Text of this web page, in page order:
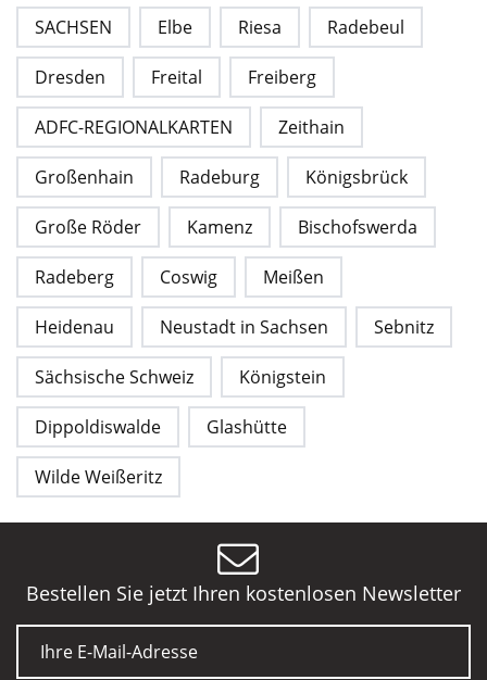
SACHSEN Elbe Riesa Radebeul
Dresden Freital Freiberg
ADFC-REGIONALKARTEN Zeithain
Großenhain Radeburg Königsbrück
Große Röder Kamenz Bischofswerda
Radeberg Coswig Meißen
Heidenau Neustadt in Sachsen Sebnitz
Sächsische Schweiz Königstein
Dippoldiswalde Glashütte
Wilde Weißeritz
Bestellen Sie jetzt Ihren kostenlosen Newsletter
E-Mail